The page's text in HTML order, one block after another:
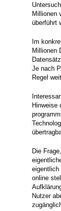
Millionen
überführt
Im
Millionen
Je nach
Regel
Hinweise
Die
eigentlich
online
Nutzer